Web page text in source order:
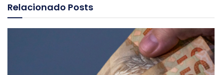
Relacionado Posts